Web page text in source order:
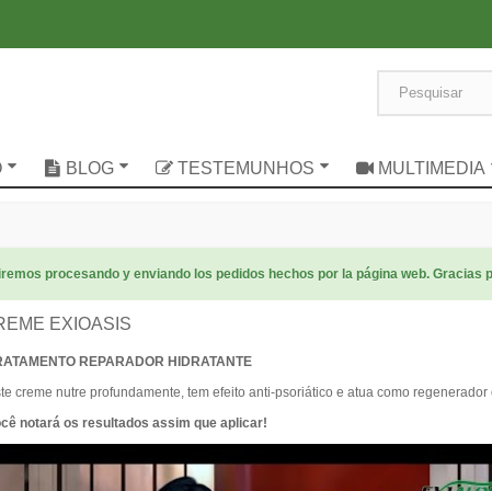
BLOG TESTEMUNHOS MULTIMEDIA
procesando y enviando los pedidos hechos por la página web. Gracias
EXIOASIS
REPARADOR HIDRATANTE
creme nutre profundamente, tem efeito anti-psoriático e atua como regenerador
notará os resultados assim que aplicar!